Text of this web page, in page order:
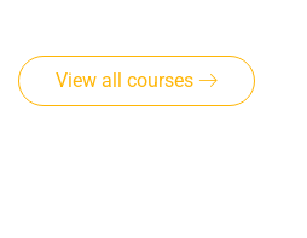
View all courses